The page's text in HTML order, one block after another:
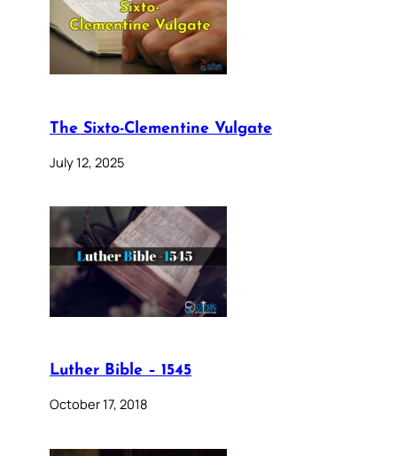
The Sixto-Clementine Vulgate
July 12, 2025
Luther Bible – 1545
October 17, 2018